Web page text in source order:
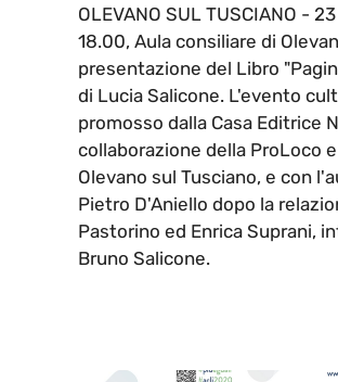
OLEVANO SUL TUSCIANO -
18.00, Aula consiliare di
presentazione del Libro
di Lucia Salicone. L'evento
promosso dalla Casa Editrice
collaborazione della ProLoco
Olevano sul Tusciano, e con
Pietro D'Aniello dopo la
Pastorino ed Enrica Suprani,
Bruno Salicone.